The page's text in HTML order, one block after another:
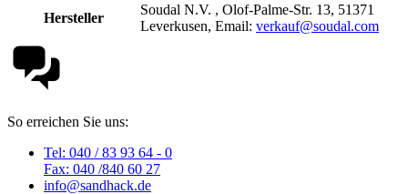
Hersteller
Soudal N.V. , Olof-Palme-Str. 13, 51371
Leverkusen, Email: verkauf@soudal.com
So erreichen Sie uns:
Tel: 040 / 83 93 64 - 0
Fax: 040 /840 60 27
info@sandhack.de